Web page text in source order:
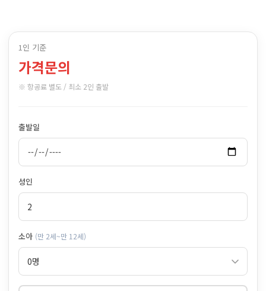
1인 기준
가격문의
※ 항공료 별도 / 최소 2인 출발
출발일
성인
소아 (만 2세~만 12세)